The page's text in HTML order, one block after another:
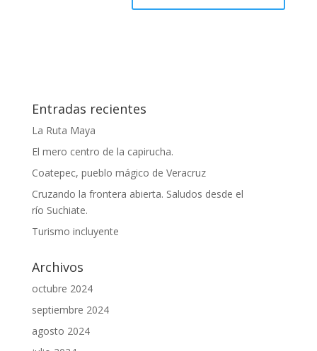
Entradas recientes
La Ruta Maya
El mero centro de la capirucha.
Coatepec, pueblo mágico de Veracruz
Cruzando la frontera abierta. Saludos desde el
río Suchiate.
Turismo incluyente
Archivos
octubre 2024
septiembre 2024
agosto 2024